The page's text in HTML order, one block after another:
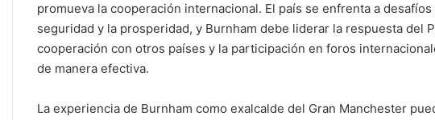
promueva la cooperación internacional. El país se enfrenta a
seguridad y la prosperidad, y Burnham debe liderar la respuesta del
cooperación con otros países y la participación en foros
de manera efectiva.
La experiencia de Burnham como exalcalde del Gran Manchester